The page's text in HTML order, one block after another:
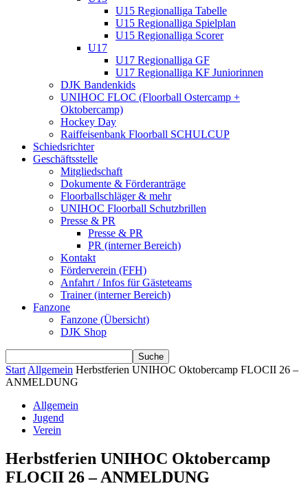
U15 Regionalliga Tabelle
U15 Regionalliga Spielplan
U15 Regionalliga Scorer
U17
U17 Regionalliga GF
U17 Regionalliga KF Juniorinnen
DJK Bandenkids
UNIHOC FLOC (Floorball Ostercamp +
Oktobercamp)
Hockey Day
Raiffeisenbank Floorball SCHULCUP
Schiedsrichter
Geschäftsstelle
Mitgliedschaft
Dokumente & Förderanträge
Floorballschläger & mehr
UNIHOC Floorball Schutzbrillen
Presse & PR
Presse & PR
PR (interner Bereich)
Kontakt
Förderverein (FFH)
Anfahrt / Infos für Gästeteams
Trainer (interner Bereich)
Fanzone
Fanzone (Übersicht)
DJK Shop
Start Allgemein Herbstferien UNIHOC Oktobercamp FLOCII 26 –
ANMELDUNG
Allgemein
Jugend
Verein
Herbstferien UNIHOC Oktobercamp
FLOCII 26 – ANMELDUNG